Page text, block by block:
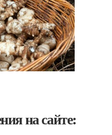
на сайте: